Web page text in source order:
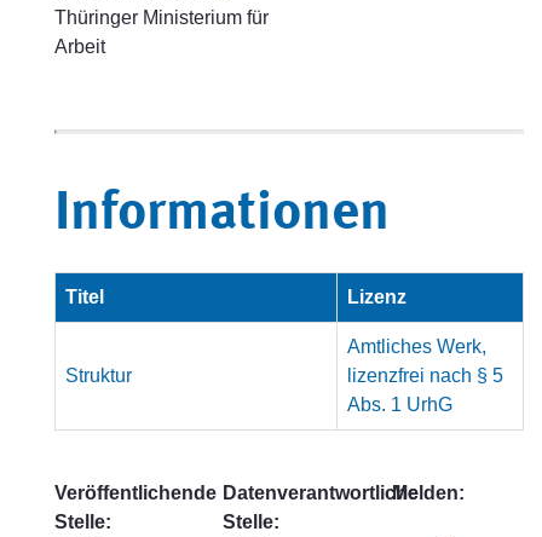
Thüringer Ministerium für
Arbeit
Informationen
Titel Lizenz
Struktur
Amtliches Werk,
lizenzfrei nach § 5
Abs. 1 UrhG
Veröffentlichende
Stelle:
Datenverantwortliche
Stelle:
Melden: